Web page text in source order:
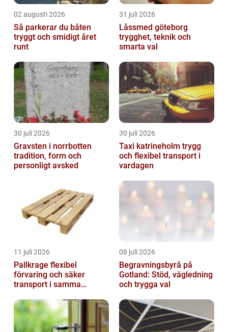
02 augusti 2026
Så parkerar du båten
tryggt och smidigt året
runt
31 juli 2026
Låssmed göteborg
trygghet, teknik och
smarta val
30 juli 2026
Gravsten i norrbotten
tradition, form och
personligt avsked
30 juli 2026
Taxi katrineholm trygg
och flexibel transport i
vardagen
11 juli 2026
Pallkrage flexibel
förvaring och säker
transport i samma
08 juli 2026
Begravningsbyrå på
Gotland: Stöd, vägledning
och trygga val